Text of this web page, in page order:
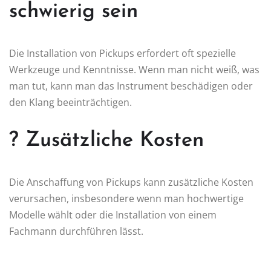
schwierig sein
Die Installation von Pickups erfordert oft spezielle
Werkzeuge und Kenntnisse. Wenn man nicht weiß, was
man tut, kann man das Instrument beschädigen oder
den Klang beeinträchtigen.
? Zusätzliche Kosten
Die Anschaffung von Pickups kann zusätzliche Kosten
verursachen, insbesondere wenn man hochwertige
Modelle wählt oder die Installation von einem
Fachmann durchführen lässt.